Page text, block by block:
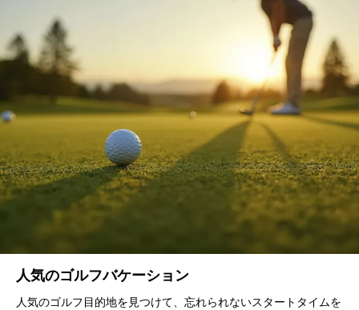
人気のゴルフバケーション
人気のゴルフ目的地を見つけて、忘れられないスタートタイムを